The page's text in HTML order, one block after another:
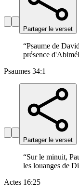
Partager le verset
“Psaume de
présence
Psaumes 34:1
Partager le verset
“Sur le minuit,
les louanges de
Actes 16:25